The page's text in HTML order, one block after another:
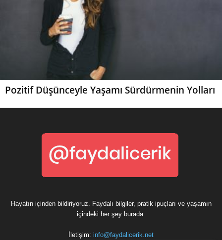
Pozitif Düşünceyle Yaşamı Sürdürmenin Yolları
Hayatın içinden bildiriyoruz. Faydalı bilgiler, pratik ipuçları ve yaşamın
içindeki her şey burada.
İletişim: info@faydalicerik.net